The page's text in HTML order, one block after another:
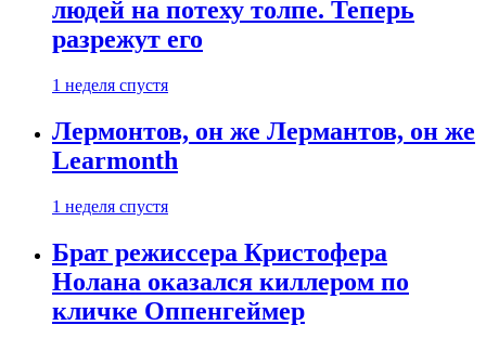
людей на потеху толпе. Теперь
разрежут его
1 неделя спустя
Лермонтов, он же Лермантов, он же
Learmonth
1 неделя спустя
Брат режиссера Кристофера
Нолана оказался киллером по
кличке Оппенгеймер